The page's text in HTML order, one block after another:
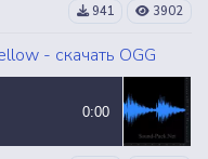
941 3902
- скачать OGG
0:00